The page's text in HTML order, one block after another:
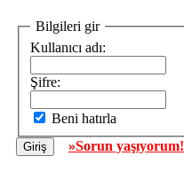
Bilgileri gir
Kullanıcı adı:
Şifre:
Beni hatırla
»Sorun yaşıyorum!